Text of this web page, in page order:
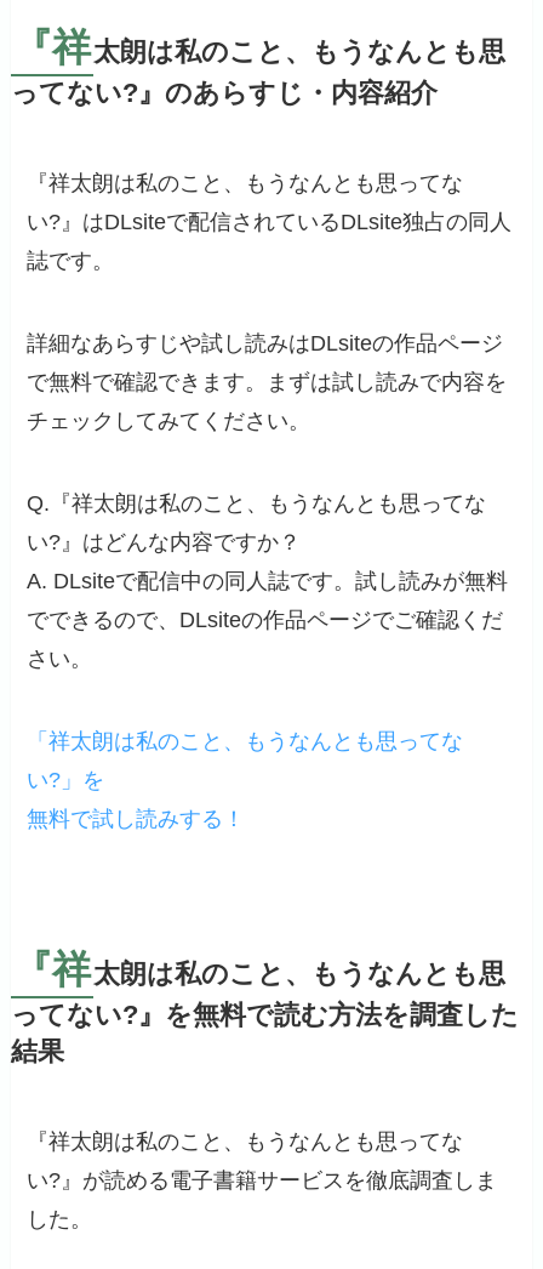
『祥太朗は私のこと、もうなんとも思
ってない?』のあらすじ・内容紹介
『祥太朗は私のこと、もうなんとも思ってな
い?』はDLsiteで配信されているDLsite独占の同人
誌です。
詳細なあらすじや試し読みはDLsiteの作品ページ
で無料で確認できます。まずは試し読みで内容を
チェックしてみてください。
Q.『祥太朗は私のこと、もうなんとも思ってな
い?』はどんな内容ですか？
A. DLsiteで配信中の同人誌です。試し読みが無料
でできるので、DLsiteの作品ページでご確認くだ
さい。
「祥太朗は私のこと、もうなんとも思ってな
い?」を
無料で試し読みする！
『祥太朗は私のこと、もうなんとも思
ってない?』を無料で読む方法を調査した
結果
『祥太朗は私のこと、もうなんとも思ってな
い?』が読める電子書籍サービスを徹底調査しま
した。